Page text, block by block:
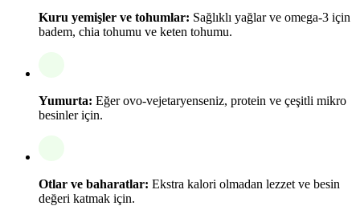
Kuru yemişler ve tohumlar: Sağlıklı yağlar ve omega-3 için
badem, chia tohumu ve keten tohumu.
Yumurta: Eğer ovo-vejetaryenseniz, protein ve çeşitli mikro
besinler için.
Otlar ve baharatlar: Ekstra kalori olmadan lezzet ve besin
değeri katmak için.